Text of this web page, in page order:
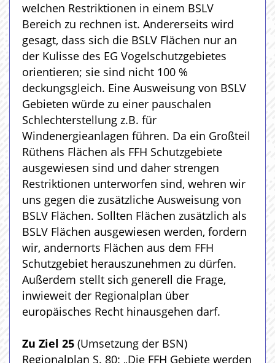
welchen Restriktionen in einem BSLV
Bereich zu rechnen ist. Andererseits wird
gesagt, dass sich die BSLV Flächen nur an
der Kulisse des EG Vogelschutzgebietes
orientieren; sie sind nicht 100 %
deckungsgleich. Eine Ausweisung von BSLV
Gebieten würde zu einer pauschalen
Schlechterstellung z.B. für
Windenergieanlagen führen. Da ein Großteil
Rüthens Flächen als FFH Schutzgebiete
ausgewiesen sind und daher strengen
Restriktionen unterworfen sind, wehren wir
uns gegen die zusätzliche Ausweisung von
BSLV Flächen. Sollten Flächen zusätzlich als
BSLV Flächen ausgewiesen werden, fordern
wir, andernorts Flächen aus dem FFH
Schutzgebiet herauszunehmen zu dürfen.
Außerdem stellt sich generell die Frage,
inwieweit der Regionalplan über
europäisches Recht hinausgehen darf.
Zu Ziel 25 (Umsetzung der BSN)
Regionalplan S. 80: „Die FFH Gebiete werden